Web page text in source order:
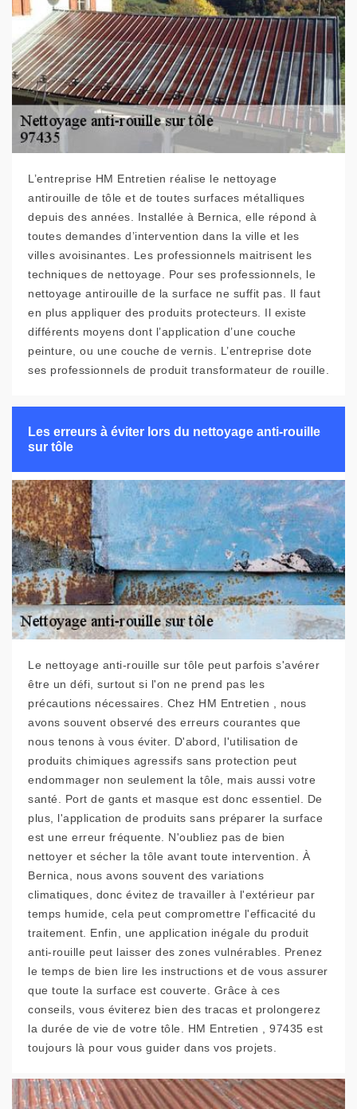
L’entreprise HM Entretien réalise le nettoyage
antirouille de tôle et de toutes surfaces métalliques
depuis des années. Installée à Bernica, elle répond à
toutes demandes d’intervention dans la ville et les
villes avoisinantes. Les professionnels maitrisent les
techniques de nettoyage. Pour ses professionnels, le
nettoyage antirouille de la surface ne suffit pas. Il faut
en plus appliquer des produits protecteurs. Il existe
différents moyens dont l’application d’une couche
peinture, ou une couche de vernis. L’entreprise dote
ses professionnels de produit transformateur de rouille.
Les erreurs à éviter lors du nettoyage anti-rouille
sur tôle
Le nettoyage anti-rouille sur tôle peut parfois s'avérer
être un défi, surtout si l'on ne prend pas les
précautions nécessaires. Chez HM Entretien , nous
avons souvent observé des erreurs courantes que
nous tenons à vous éviter. D'abord, l'utilisation de
produits chimiques agressifs sans protection peut
endommager non seulement la tôle, mais aussi votre
santé. Port de gants et masque est donc essentiel. De
plus, l'application de produits sans préparer la surface
est une erreur fréquente. N'oubliez pas de bien
nettoyer et sécher la tôle avant toute intervention. À
Bernica, nous avons souvent des variations
climatiques, donc évitez de travailler à l'extérieur par
temps humide, cela peut compromettre l'efficacité du
traitement. Enfin, une application inégale du produit
anti-rouille peut laisser des zones vulnérables. Prenez
le temps de bien lire les instructions et de vous assurer
que toute la surface est couverte. Grâce à ces
conseils, vous éviterez bien des tracas et prolongerez
la durée de vie de votre tôle. HM Entretien , 97435 est
toujours là pour vous guider dans vos projets.